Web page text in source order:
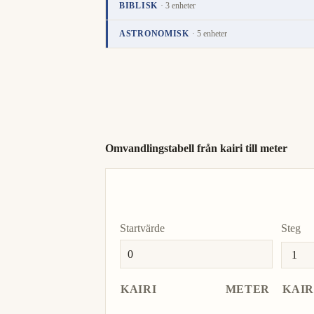
BIBLISK · 3 enheter
EnhetVärdeÅtgärder
cubitcubit
ASTRONOMISK · 5 enheter
Omvandlingstabell från kairi till meter
Startvärde Steg
KAIRI METER